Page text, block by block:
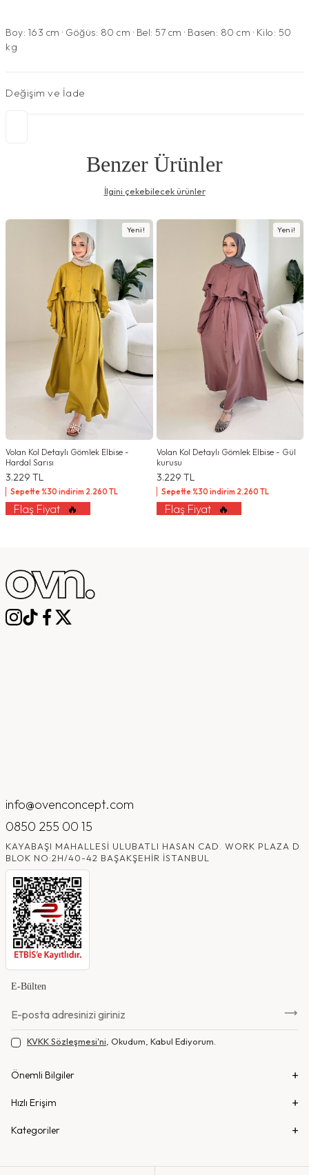
Boy: 163 cm · Göğüs: 80 cm · Bel: 57 cm · Basen: 80 cm · Kilo: 50
kg
Değişim ve İade
Benzer Ürünler
İlgini çekebilecek ürünler
Yeni!
Volan Kol Detaylı Gömlek Elbise -
Hardal Sarısı
3.229 TL
Sepette %30 indirim 2.260TL
Flaş Fiyat 🔥
Yeni!
Volan Kol Detaylı Gömlek Elbise - Gül
kurusu
3.229 TL
Sepette %30 indirim 2.260TL
Flaş Fiyat 🔥
info@ovenconcept.com
0850 255 00 15
KAYABAŞI MAHALLESI ULUBATLI HASAN CAD. WORK PLAZA D
BLOK NO:2H/40-42 BAŞAKŞEHIR İSTANBUL
E-Bülten
KVKK Sözleşmesi'ni , Okudum, Kabul Ediyorum.
Önemli Bilgiler
Hızlı Erişim
Kategoriler